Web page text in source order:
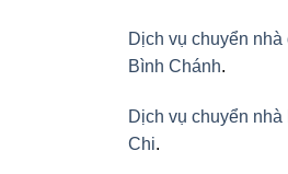
Dịch vụ chuyển nhà
Bình Chánh.
Dịch vụ chuyển nhà
Chi.